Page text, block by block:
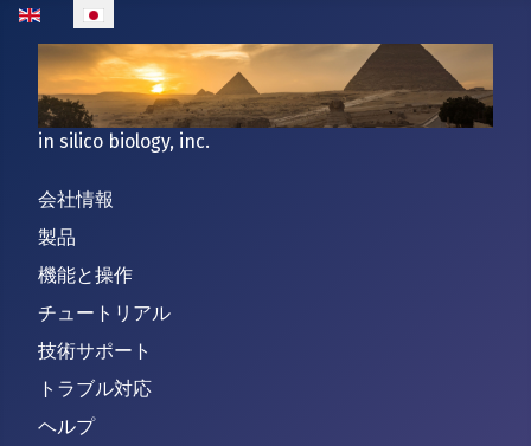
あなたが使う言語を選んでください
in silico biology, inc.
会社情報
製品
機能と操作
チュートリアル
技術サポート
トラブル対応
ヘルプ